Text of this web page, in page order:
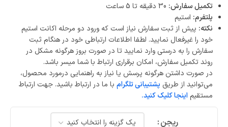
تکمیل سفارش:
پلتفرم: استیم
نکته: پیش از ثبت سفارش نیاز است که ورود دو مرحله اکانت استیم
خود را غیرفعال نمایید. لطفا اطلاعات ارتباطی خود در هنگام ثبت
سفارش را به درستی وارد نمایید تا در صورت بروز هرگونه مشکل در
روند تکمیل سفارش، امکان برقراری ارتباط با شما میسر باشد.
در صورت داشتن هرگونه پرسش یا نیاز به راهنمایی درمورد محصول،
می‌توانید از طریق پشتیبانی تلگرام با ما در ارتباط باشید. جهت ارتباط
مستقیم اینجا کلیک کنید.
ریجن